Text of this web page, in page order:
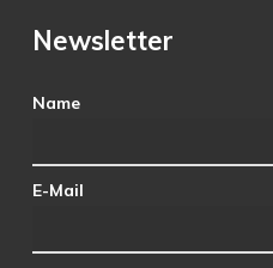
Newsletter
Name
E-Mail